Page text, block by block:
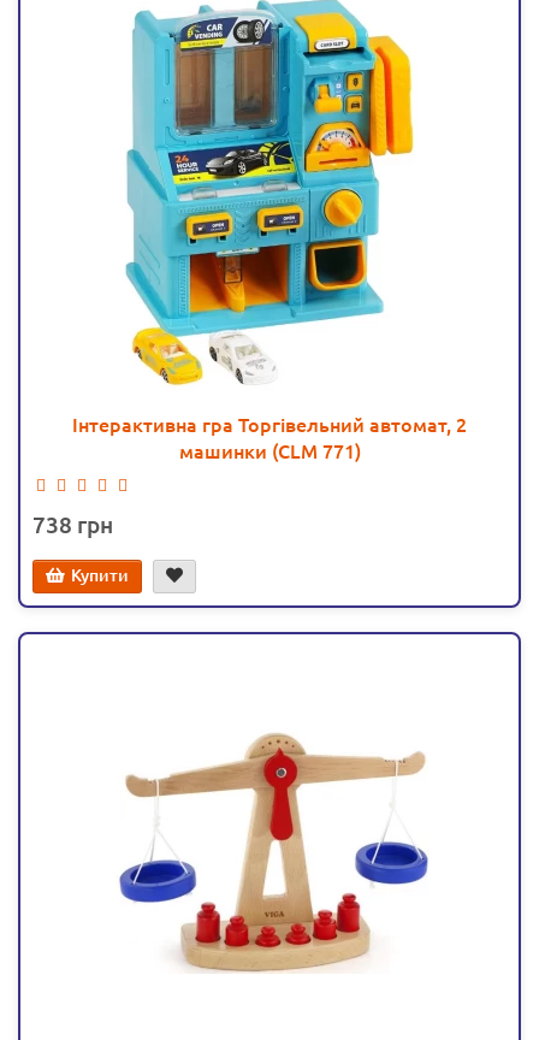
Інтерактивна гра Торгівельний автомат, 2
машинки (CLM 771)
738
Купити